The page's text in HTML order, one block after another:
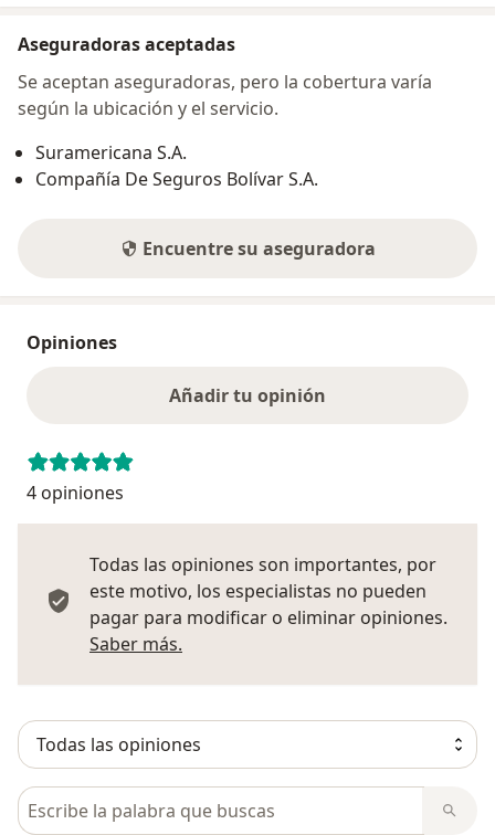
Aseguradoras aceptadas
Se aceptan aseguradoras, pero la cobertura varía
según la ubicación y el servicio.
Suramericana S.A.
Compañía De Seguros Bolívar S.A.
Encuentre su aseguradora
Opiniones
Añadir tu opinión
4 opiniones
Todas las opiniones son importantes, por
este motivo, los especialistas no pueden
pagar para modificar o eliminar opiniones.
Saber más.
Busca en opiniones